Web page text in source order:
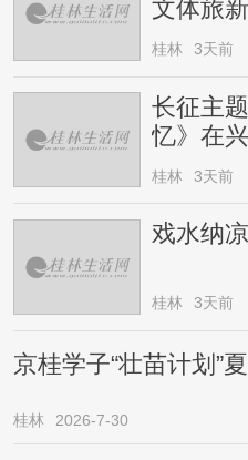
文体旅
桂林 3天前
长征主
忆》在
桂林 3天前
戏水纳凉
桂林 3天前
京桂学子“壮苗计划”
桂林 2026-7-30